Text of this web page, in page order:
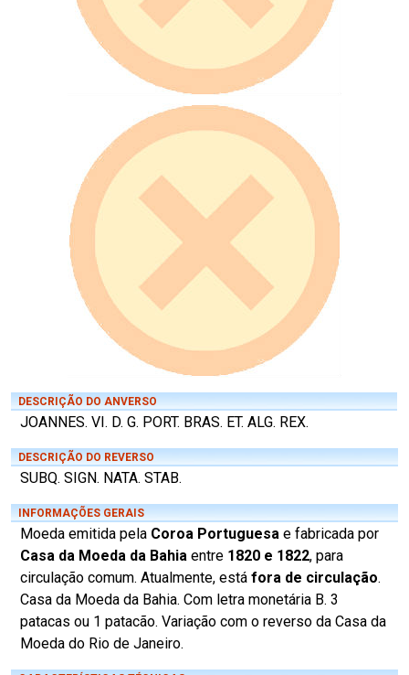
DESCRIÇÃO DO ANVERSO
JOANNES. VI. D. G. PORT. BRAS. ET. ALG. REX.
DESCRIÇÃO DO REVERSO
SUBQ. SIGN. NATA. STAB.
INFORMAÇÕES GERAIS
Moeda emitida pela Coroa Portuguesa e fabricada por
Casa da Moeda da Bahia entre 1820 e 1822, para
circulação comum. Atualmente, está fora de circulação.
Casa da Moeda da Bahia. Com letra monetária B. 3
patacas ou 1 patacão. Variação com o reverso da Casa da
Moeda do Rio de Janeiro.